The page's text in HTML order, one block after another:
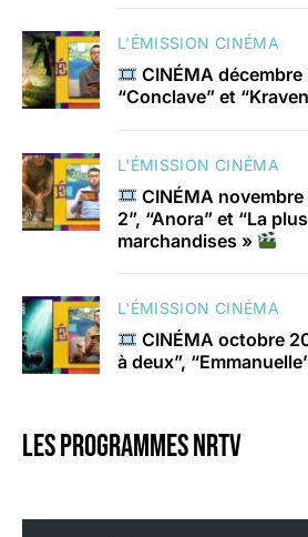
L'ÉMISSION CINÉMA
CINÉMA
“Conclave” et
L'ÉMISSION CINÉMA
CINÉMA
2”, “Anora” et “La
marchandises »
L'ÉMISSION CINÉMA
CINÉMA octobre
à deux”,
Les programmes nrtv